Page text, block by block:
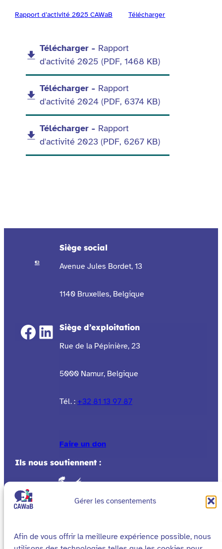
Gérer les consentements
Afin de vous offrir la meilleure expérience possible, nous
Rapport d’activité 2025 CAWaB Télécharger
Liste
des
pièces
jointes
Télécharger - Rapport
d'activité 2025 (PDF, 1468 KB)
Télécharger - Rapport
d'activité 2024 (PDF, 6374 KB)
Télécharger - Rapport
d'activité 2023 (PDF, 6267 KB)
Facebook LinkedIn
Siège social
Avenue Jules Bordet, 13
1140 Bruxelles, Belgique
Siège d’exploitation
Rue de la Pépinière, 23
5000 Namur, Belgique
Tél. : +32 81 13 97 87
Faire un don
Ils nous soutiennent :